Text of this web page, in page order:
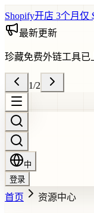
Shopify开店 3个月仅
最新更新
珍藏免费外链工具已
1/2
中
登录
首页 资源中心